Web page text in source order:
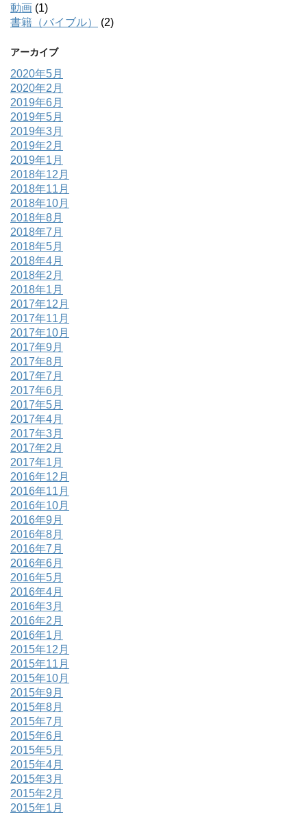
動画 (1)
書籍（バイブル）
(2)
アーカイブ
2020年5月
2020年2月
2019年6月
2019年5月
2019年3月
2019年2月
2019年1月
2018年12月
2018年11月
2018年10月
2018年8月
2018年7月
2018年5月
2018年4月
2018年2月
2018年1月
2017年12月
2017年11月
2017年10月
2017年9月
2017年8月
2017年7月
2017年6月
2017年5月
2017年4月
2017年3月
2017年2月
2017年1月
2016年12月
2016年11月
2016年10月
2016年9月
2016年8月
2016年7月
2016年6月
2016年5月
2016年4月
2016年3月
2016年2月
2016年1月
2015年12月
2015年11月
2015年10月
2015年9月
2015年8月
2015年7月
2015年6月
2015年5月
2015年4月
2015年3月
2015年2月
2015年1月